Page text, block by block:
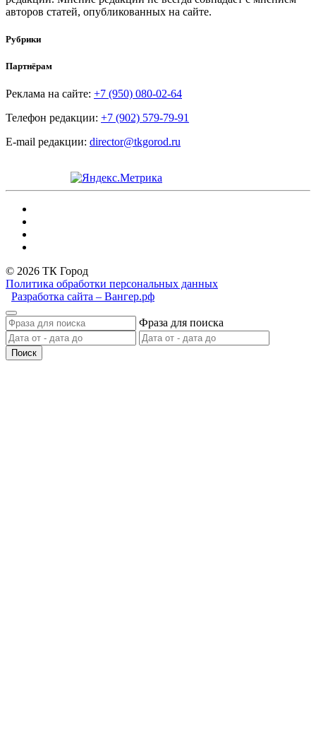
авторов статей, опубликованных на сайте.
Рубрики
Партнёрам
Реклама на сайте: +7 (950) 080-02-64
Телефон редакции: +7 (902) 579-79-91
E-mail редакции: director@tkgorod.ru
© 2026 ТК Город
Политика обработки персональных данных
Разработка сайта – Вангер.рф
Фраза для поиска
Поиск